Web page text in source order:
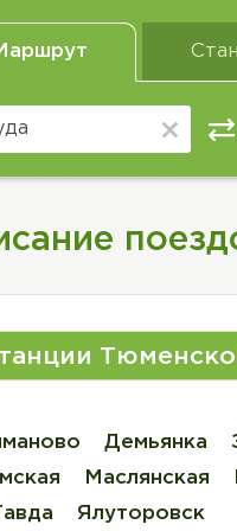
Демьянка
Маслянская
Ялуторовск